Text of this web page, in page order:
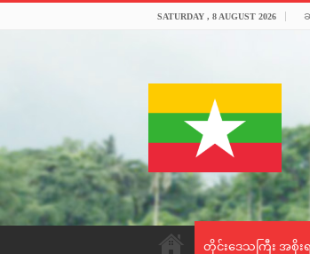
SATURDAY , 8 AUGUST 2026
တိုင်းဒေသကြီး အစိုး